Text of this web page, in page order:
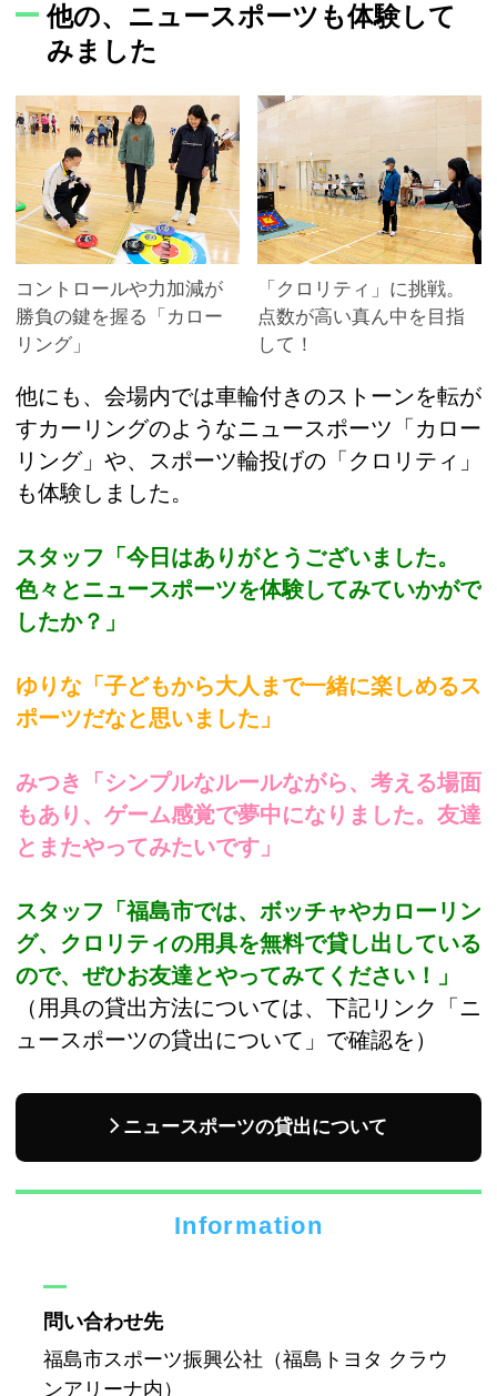
他の、ニュースポーツも体験して
みました
コントロールや力加減が
勝負の鍵を握る「カロー
リング」
「クロリティ」に挑戦。
点数が高い真ん中を目指
して！
他にも、会場内では車輪付きのストーンを転が
すカーリングのようなニュースポーツ「カロー
リング」や、スポーツ輪投げの「クロリティ」
も体験しました。
スタッフ「今日はありがとうございました。
色々とニュースポーツを体験してみていかがで
したか？」
ゆりな「子どもから大人まで一緒に楽しめるス
ポーツだなと思いました」
みつき「シンプルなルールながら、考える場面
もあり、ゲーム感覚で夢中になりました。友達
とまたやってみたいです」
スタッフ「福島市では、ボッチャやカローリン
グ、クロリティの用具を無料で貸し出している
ので、ぜひお友達とやってみてください！」
（用具の貸出方法については、下記リンク「ニ
ュースポーツの貸出について」で確認を）
ニュースポーツの貸出について
Information
問い合わせ先
福島市スポーツ振興公社（福島トヨタ クラウ
ンアリーナ内）